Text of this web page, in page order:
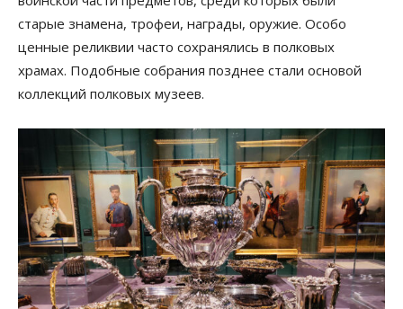
старые знамена, трофеи, награды, оружие. Особо
ценные реликвии часто сохранялись в полковых
храмах. Подобные собрания позднее стали основой
коллекций полковых музеев.